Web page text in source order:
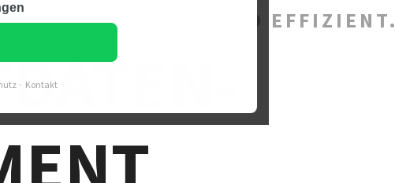
Kontakt
– DIGITAL UND EFFIZIENT.